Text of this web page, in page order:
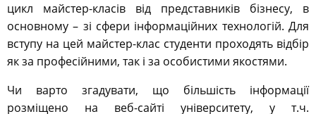
цикл майстер-класів від представників бізнесу, в
основному – зі сфери інформаційних технологій. Для
вступу на цей майстер-клас студенти проходять відбір
як за професійними, так і за особистими якостями.
Чи варто згадувати, що більшість інформації
розміщено на веб-сайті університету, у т.ч.